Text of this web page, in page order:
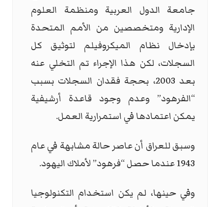
جامعة الدول العربية ومنظمة العلوم
الإدارية ومتخصصين من الأمم المتحدة
بإدخال نظام الميكروفيلم لتوثيق كل
السجلات، لكن هذا الإجراء تم التخلي عنه
بعد 2003، بحجة فقدان السجلات بسبب
“الفرهود” وعدم وجود قاعدة أرشيفية
يمكن اعتمادها في استمرارية العمل.
وسبق للعراق أن عاصر حالة مشابهة في عام
1943 عندما حصل “فرهود” لأملاك اليهود.
وفي حينها، لم يكن استخدام التكنولوجيا